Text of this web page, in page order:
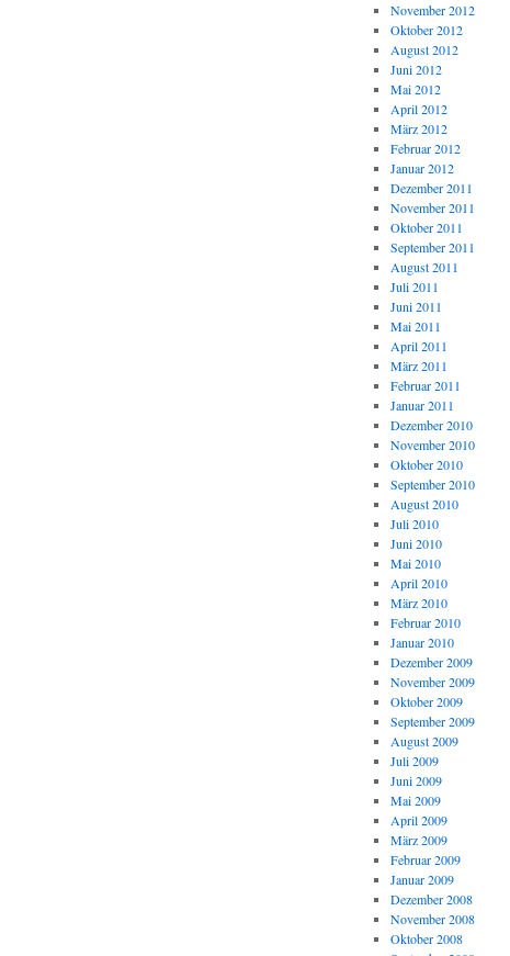
November 2012
Oktober 2012
August 2012
Juni 2012
Mai 2012
April 2012
März 2012
Februar 2012
Januar 2012
Dezember 2011
November 2011
Oktober 2011
September 2011
August 2011
Juli 2011
Juni 2011
Mai 2011
April 2011
März 2011
Februar 2011
Januar 2011
Dezember 2010
November 2010
Oktober 2010
September 2010
August 2010
Juli 2010
Juni 2010
Mai 2010
April 2010
März 2010
Februar 2010
Januar 2010
Dezember 2009
November 2009
Oktober 2009
September 2009
August 2009
Juli 2009
Juni 2009
Mai 2009
April 2009
März 2009
Februar 2009
Januar 2009
Dezember 2008
November 2008
Oktober 2008